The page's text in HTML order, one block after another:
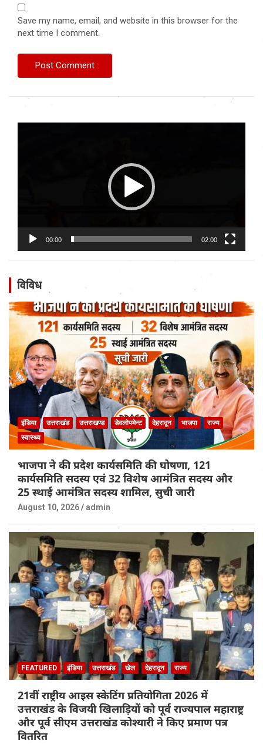
Save my name, email, and website in this browser for the
next time I comment.
00:00 02:00
विविध
इंडिया उत्तराखंड उत्तराखण्ड डेवलोपमेन्ट देहरादून भाजपा
राज्य
स्वास्थ्य
भाजपा ने की प्रदेश कार्यसमिति की घोषणा, 121
कार्यसमिति सदस्य एवं 32 विशेष आमंत्रित सदस्य और
25 स्थाई आमंत्रित सदस्य शामिल, सुची जारी
August 10, 2026 admin
FEATURED इंडिया उत्तराखंड खेल देहरादून राज्य
21वीं राष्ट्रीय आइस स्केटिंग प्रतियोगिता 2026 में
उत्तराखंड के विजयी खिलाड़ियों को पूर्व राज्यपाल महाराष्ट्र
और पूर्व सीएम उत्तराखंड कोश्यारी ने किए प्रमाण पत्र
वितरित